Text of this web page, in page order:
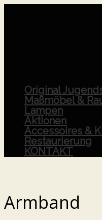
Original
Maßmöbel &
Lampen
Aktionen
Accessoires &
Restaurierung
KONTAKT
Armband